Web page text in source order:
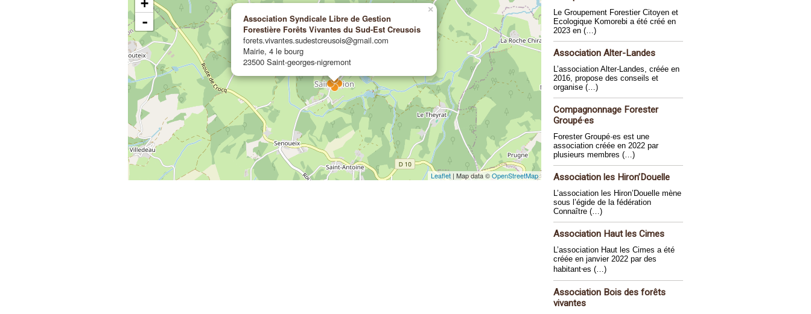
×
Association Syndicale Libre de Gestion
Forestière Forêts Vivantes du Sud-Est Creusois
forets.vivantes.sudestcreusois@gmail.com
Mairie, 4 le bourg
23500 Saint-georges-nigremont
+
-
Leaflet | Map data ©OpenStreetMap
Le Groupement Forestier Citoyen et
Ecologique Komorebi a été créé en
2023 en (…)
Association Alter-Landes
L’association Alter-Landes, créée en
2016, propose des conseils et
organise (…)
Compagnonnage Forester
Groupé·es
Forester Groupé·es est une
association créée en 2022 par
plusieurs membres (…)
Association les Hiron’Douelle
L’association les Hiron’Douelle mène
sous l’égide de la fédération
Connaître (…)
Association Haut les Cimes
L’association Haut les Cimes a été
créée en janvier 2022 par des
habitant⸱es (…)
Association Bois des forêts
vivantes